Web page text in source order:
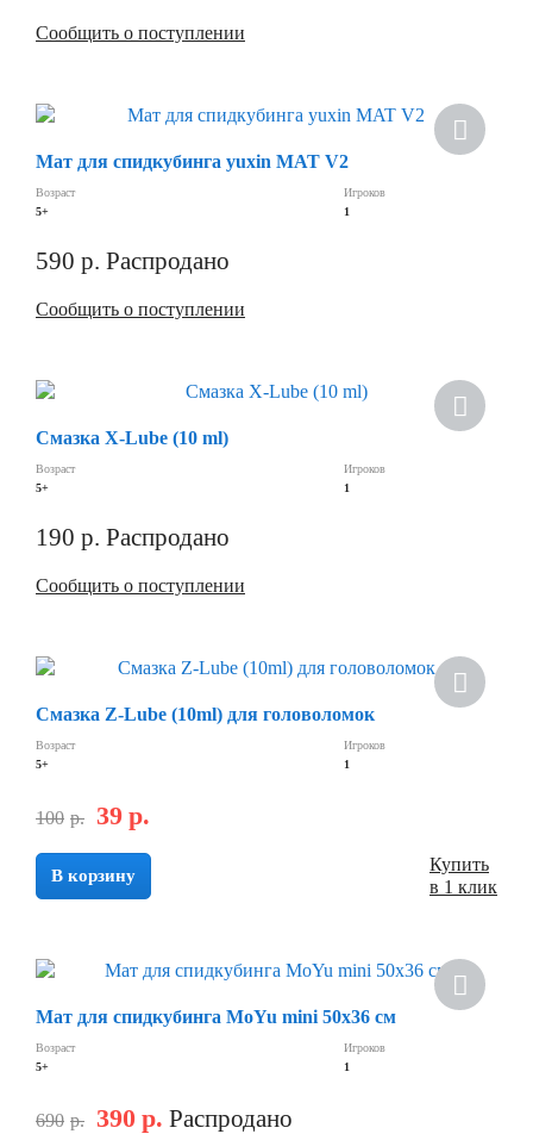
Сообщить о поступлении
Мат для спидкубинга yuxin MAT V2
Возраст
5+
Игроков
1
590 р. Распродано
Сообщить о поступлении
Смазка X-Lube (10 ml)
Возраст
5+
Игроков
1
190 р. Распродано
Сообщить о поступлении
Смазка Z-Lube (10ml) для головоломок
Возраст
5+
Игроков
1
100 р. 39 р.
В корзину
Купить
в 1 клик
Мат для спидкубинга MoYu mini 50х36 см
Возраст
5+
Игроков
1
690 р. 390 р. Распродано